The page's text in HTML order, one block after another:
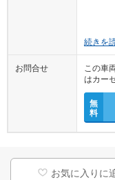
続きを
お問合せ
この車
はカー
無
料
お気に入りに